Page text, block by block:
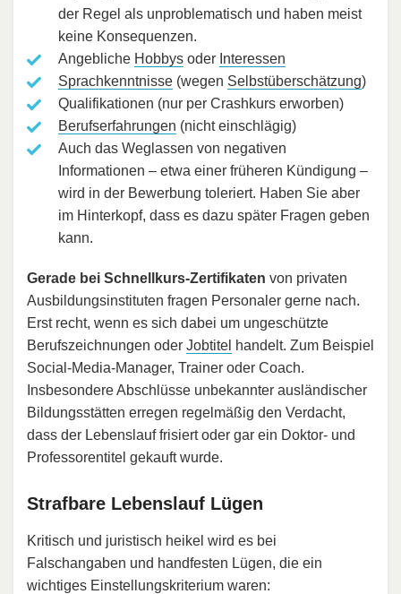
der Regel als unproblematisch und haben meist
keine Konsequenzen.
Angebliche Hobbys oder Interessen
Sprachkenntnisse (wegen Selbstüberschätzung)
Qualifikationen (nur per Crashkurs erworben)
Berufserfahrungen (nicht einschlägig)
Auch das Weglassen von negativen
Informationen – etwa einer früheren Kündigung –
wird in der Bewerbung toleriert. Haben Sie aber
im Hinterkopf, dass es dazu später Fragen geben
kann.
Gerade bei Schnellkurs-Zertifikaten von privaten
Ausbildungsinstituten fragen Personaler gerne nach.
Erst recht, wenn es sich dabei um ungeschützte
Berufszeichnungen oder Jobtitel handelt. Zum Beispiel
Social-Media-Manager, Trainer oder Coach.
Insbesondere Abschlüsse unbekannter ausländischer
Bildungsstätten erregen regelmäßig den Verdacht,
dass der Lebenslauf frisiert oder gar ein Doktor- und
Professorentitel gekauft wurde.
Strafbare Lebenslauf Lügen
Kritisch und juristisch heikel wird es bei
Falschangaben und handfesten Lügen, die ein
wichtiges Einstellungskriterium waren: